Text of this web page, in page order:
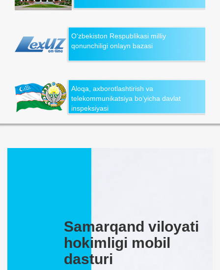
O‘zbekiston Respublikasi milliy
qonunchiligi onlayn bazasi
Aloqa, axborotlashtirish va
telekommunikatsiya bo‘yicha davlat
inspeksiyasi
Samarqand viloyati
hokimligi mobil
dasturi